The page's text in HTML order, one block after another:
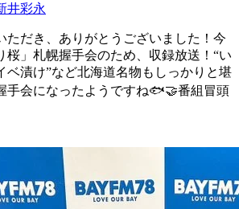
井彩永
ただき、ありがとうございました！今
桜」札幌握手会のため、収録放送！“い
ベ漬け”など北海道名物もしっかりと堪
手会になったようですね🐟🤝番組冒頭